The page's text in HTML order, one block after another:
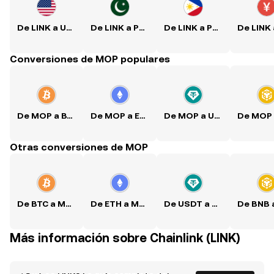
De LINK a USD De LINK a PKR De LINK a PHP
Conversiones de MOP populares
De MOP a BTC De MOP a ETH De MOP a USDT
Otras conversiones de MOP
De BTC a MOP De ETH a MOP De USDT a MOP
Más información sobre Chainlink (LINK)